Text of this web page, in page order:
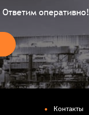
оперативно!
Контакты